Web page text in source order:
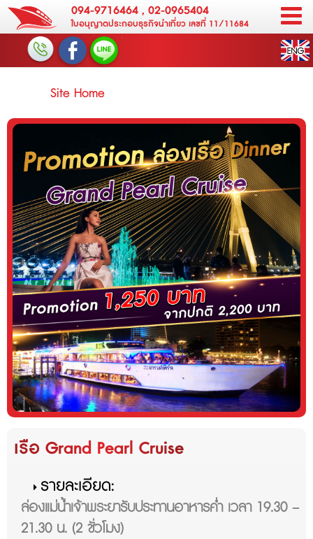
094-9716464, 02-0965404
ใบอนุญาตประกอบธุรกิจนำเที่ยว เลขที่ 11/11684
Site Home
เรือ Grand Pearl Cruise
รายละเอียด:
ล่องแม่น้ำเจ้าพระยารับประทานอาหารค่ำ เวลา 19.30 –
21.30 น. (2 ชั่วโมง)